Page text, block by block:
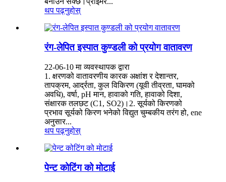
थप पढ्नुहोस्
रंग-लेपित इस्पात कुण्डली को प्रयोग वातावरण
22-06-10 मा व्यवस्थापक द्वारा
1. क्षरणको वातावरणीय कारक अक्षांश र देशान्तर,
तापक्रम, आर्द्रता, कुल विकिरण (यूवी तीव्रता, घामको
अवधि), वर्षा, pH मान, हावाको गति, हावाको दिशा,
संक्षारक तलछट (C1, SO2)।2. सूर्यको किरणको
प्रभाव सूर्यको किरण भनेको विद्युत चुम्बकीय तरंग हो, ene
अनुसार...
थप पढ्नुहोस्
पेन्ट कोटिंग को मोटाई